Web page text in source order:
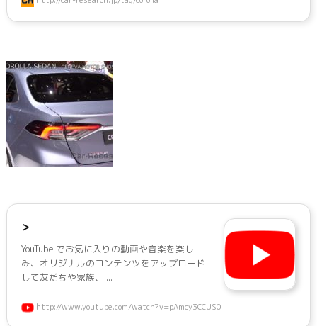
>
YouTube でお気に入りの動画や音楽を楽し
み、オリジナルのコンテンツをアップロード
して友だちや家族、 ...
http://www.youtube.com/watch?v=pAmcy3CCUS0